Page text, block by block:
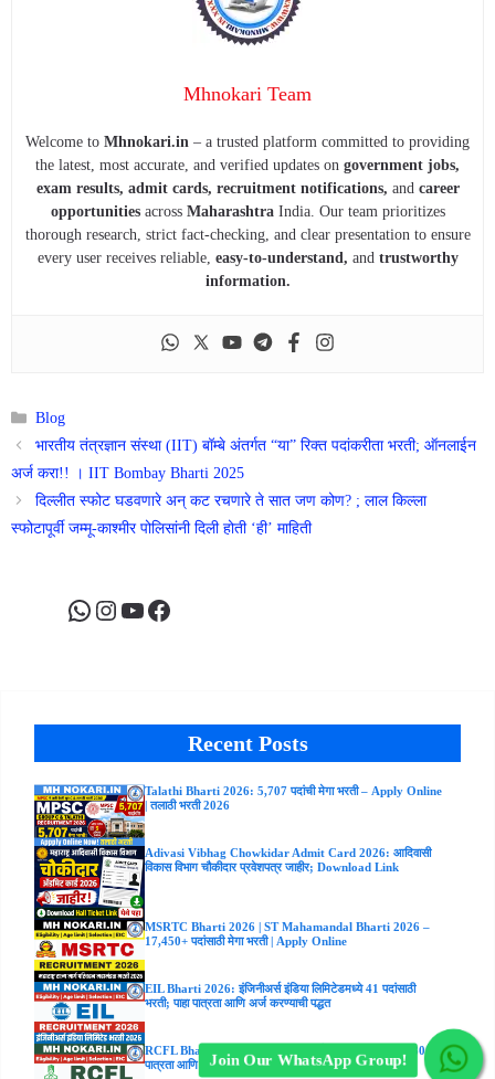
Mhnokari Team
Welcome to Mhnokari.in – a trusted platform committed to providing
the latest, most accurate, and verified updates on government jobs,
exam results, admit cards, recruitment notifications, and career
opportunitiesacross MaharashtraIndia. Our team prioritizes
thorough research, strict fact-checking, and clear presentation to ensure
every user receives reliable, easy-to-understand, and trustworthy
information.
Categories
Blog
भारतीय तंत्रज्ञान संस्था (IIT) बॉम्बे अंतर्गत “या” रिक्त पदांकरीता भरती; ऑनलाईन
अर्ज करा!! । IIT Bombay Bharti 2025
दिल्लीत स्फोट घडवणारे अन् कट रचणारे ते सात जण कोण? ; लाल किल्ला
स्फोटापूर्वी जम्मू-काश्मीर पोलिसांनी दिली होती ‘ही’ माहिती
WhatsApp
Instagram
YouTube
Facebook
Recent Posts
Talathi Bharti 2026: 5,707 पदांची मेगा भरती – Apply Online
| तलाठी भरती 2026
Adivasi Vibhag Chowkidar Admit Card 2026: आदिवासी
विकास विभाग चौकीदार प्रवेशपत्र जाहीर; Download Link
MSRTC Bharti 2026 | ST Mahamandal Bharti 2026 –
17,450+ पदांसाठी मेगा भरती | Apply Online
EIL Bharti 2026: इंजिनीअर्स इंडिया लिमिटेडमध्ये 41 पदांसाठी
भरती; पाहा पात्रता आणि अर्ज करण्याची पद्धत
RCFL Bharti 2026: 188 जागांसाठी मोठी भरती! पगार ₹47,800;
पात्रता आणि अर्जाची संपूर्ण माहिती.Join Our WhatsApp Group!